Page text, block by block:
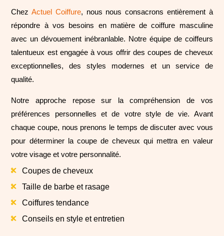
ChezActuel Coiffure, nous nous consacrons entièrement à
répondre à vos besoins en matière de coiffure masculine
avec un dévouement inébranlable. Notre équipe de coiffeurs
talentueux est engagée à vous offrir des coupes de cheveux
exceptionnelles, des styles modernes et un service de
qualité.
Notre approche repose sur la compréhension de vos
préférences personnelles et de votre style de vie. Avant
chaque coupe, nous prenons le temps de discuter avec vous
pour déterminer la coupe de cheveux qui mettra en valeur
votre visage et votre personnalité.
 Coupes de cheveux
 Taille de barbe et rasage
 Coiffures tendance
 Conseils en style et entretien